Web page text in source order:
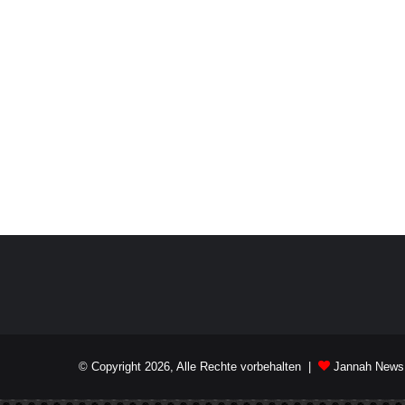
© Copyright 2026, Alle Rechte vorbehalten | Jannah